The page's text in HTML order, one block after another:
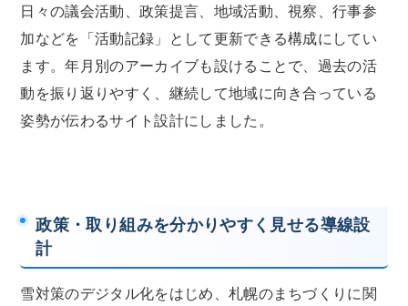
日々の議会活動、政策提言、地域活動、視察、行事参
加などを「活動記録」として更新できる構成にしてい
ます。年月別のアーカイブも設けることで、過去の活
動を振り返りやすく、継続して地域に向き合っている
姿勢が伝わるサイト設計にしました。
政策・取り組みを分かりやすく見せる導線設
計
雪対策のデジタル化をはじめ、札幌のまちづくりに関